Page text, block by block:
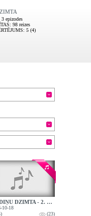
3 epizodes
: 98 reizes
: 5 (4)
MEDIŅU DZIMTA - 2. RAIDĪJUMS. M. MEDIŅAS ATMIŅAS PAR JĀZEPU UN JĒKABU MEDIŅIEM; D.ALBINAS SARUNA A
10-18
(23)